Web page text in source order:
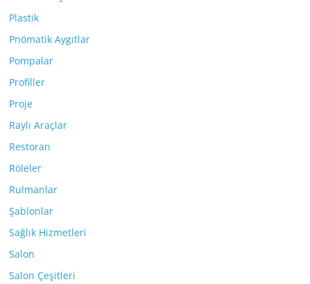
Plastik
Pnömatik Aygıtlar
Pompalar
Profiller
Proje
Raylı Araçlar
Restoran
Röleler
Rulmanlar
Şablonlar
Sağlık Hizmetleri
Salon
Salon Çeşitleri